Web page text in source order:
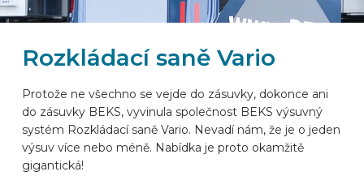
NA ZAKÁZKU
ODVĚTVÍ
Rozkládací saně Vario
Protože ne všechno se vejde do zásuvky, dokonce ani
do zásuvky BEKS, vyvinula společnost BEKS výsuvný
systém Rozkládací saně Vario. Nevadí nám, že je o jeden
výsuv více nebo méně. Nabídka je proto okamžitě
gigantická!